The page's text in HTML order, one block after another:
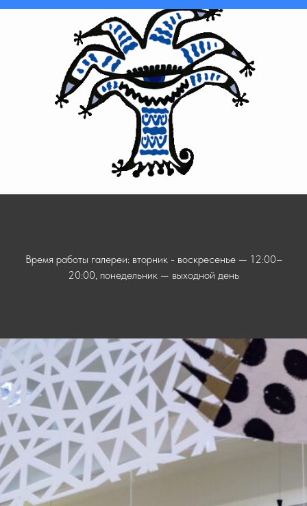
Время работы галереи: вторник - воскресенье — 12:00–
20:00, понедельник — выходной день